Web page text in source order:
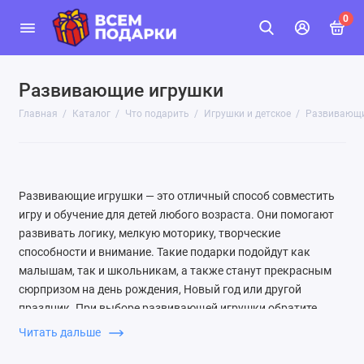
0
Развивающие игрушки
Главная Каталог Что подарить Игрушки и детское
Развивающие игрушки — это отличный способ совместить
игру и обучение для детей любого возраста. Они помогают
развивать логику, мелкую моторику, творческие
способности и внимание. Такие подарки подойдут как
малышам, так и школьникам, а также станут прекрасным
сюрпризом на день рождения, Новый год или другой
праздник. При выборе развивающей игрушки обратите
внимание на возрастные рекомендации производителя —
Читать дальше